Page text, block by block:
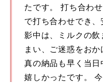
たです。 打ち合わ
で打ち合わせでき
影中は、ミルクの飲
まい、ご迷惑をお
真の納品も早く当日
嬉しかったです。